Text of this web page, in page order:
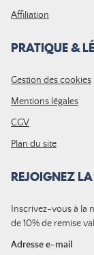
Affiliation
PRATIQUE &
Gestion des cookies
Mentions légales
CGV
Plan du site
REJOIGNEZ
Inscrivez-vous à la
de 10% de remise
Adresse e-mail